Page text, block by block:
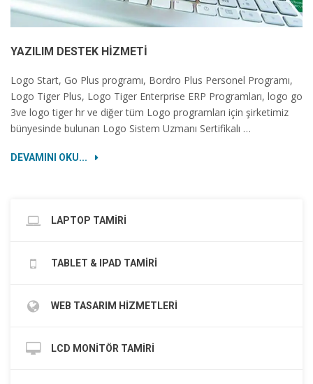
YAZILIM DESTEK HIZMETI
Logo Start, Go Plus programı, Bordro Plus Personel Programı,
Logo Tiger Plus, Logo Tiger Enterprise ERP Programları, logo go
3ve logo tiger hr ve diğer tüm Logo programları için şirketimiz
bünyesinde bulunan Logo Sistem Uzmanı Sertifikalı …
DEVAMINI OKU...
LAPTOP TAMİRİ
TABLET & IPAD TAMİRİ
WEB TASARIM HİZMETLERİ
LCD MONİTÖR TAMİRİ